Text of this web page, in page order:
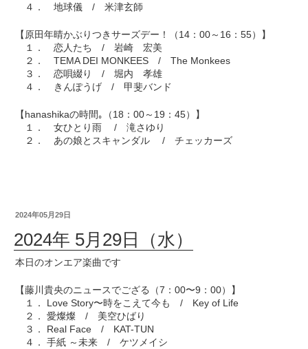
４． 地球儀 / 米津玄師
【原田年晴かぶりつきサーズデー！（14：00～16：55）】
１． 恋人たち / 岩崎 宏美
２． TEMA DEI MONKEES / The Monkees
３． 恋唄綴り / 堀内 孝雄
４． きんぽうげ / 甲斐バンド
【hanashikaの時間｡（18：00～19：45）】
１． 女ひとり雨 / 滝さゆり
２． あの娘とスキャンダル / チェッカーズ
2024年05月29日
2024年 5月29日（水）
本日のオンエア楽曲です
【藤川貴央のニュースでござる（7：00〜9：00）】
１． Love Story〜時をこえて今も / Key of Life
２． 愛燦燦 / 美空ひばり
３． Real Face / KAT-TUN
４． 手紙 ～未来 / ケツメイシ